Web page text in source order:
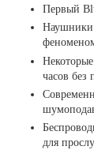
Первый
Наушники
часов без
для